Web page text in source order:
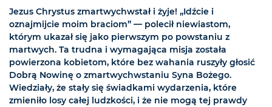
Jezus Chrystus zmartwychwstał i żyje! „Idźcie i
oznajmijcie moim braciom” — polecił niewiastom,
którym ukazał się jako pierwszym po powstaniu z
martwych. Ta trudna i wymagająca misja została
powierzona kobietom, które bez wahania ruszyły głosić
Dobrą Nowinę o zmartwychwstaniu Syna Bożego.
Wiedziały, że stały się świadkami wydarzenia, które
zmieniło losy całej ludzkości, i że nie mogą tej prawdy